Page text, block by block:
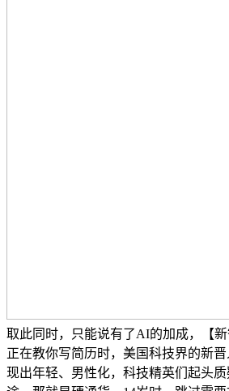
取此同时，只能说有了AI的加成，【
正在教你写简历时，美国科技界的新
现出年轻、男性化，科技精英们起头